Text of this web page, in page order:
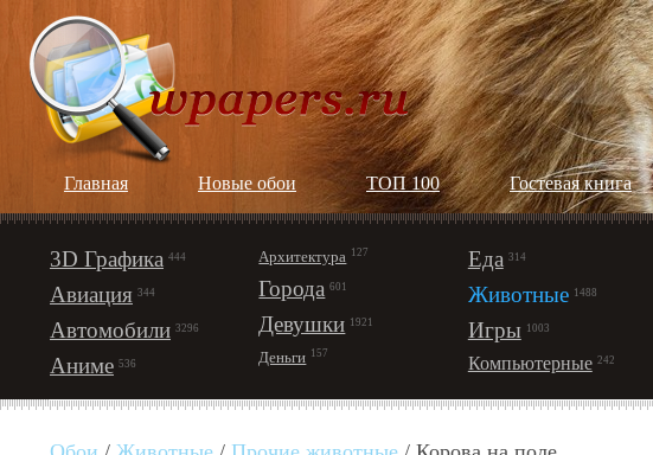
Главная Новые обои ТОП 100 Гостевая книга
3D Графика 444
Авиация 344
Автомобили 3296
Аниме 536
Архитектура 127
Города 601
Девушки 1921
Деньги 157
Еда 314
Животные 1488
Игры 1003
Компьютерные 242